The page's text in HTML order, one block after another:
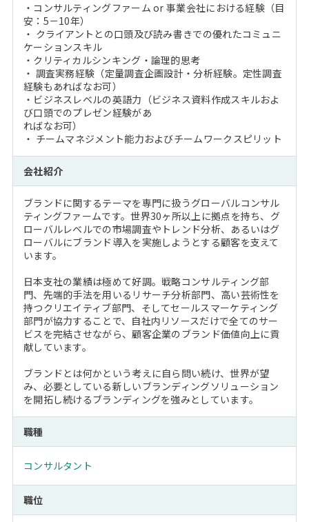
・コンサルティングファーム or 事業会社における経験（目
安：5－10年）
・ クライアントとの口頭及び読み書きでの優れたコミュニ
ケーションスキル
・クリティカルシンキング・論理的思考
・ 調査実務経験（定量調査企画設計・分析経験。定性調査
経験もあればなお可）
・ビジネスレベルの英語力（ビジネス資料作成スキルおよ
び口頭でのプレゼン経験があ
ればなお可）
・ チームマネジメント能力およびチームワークスピリット
会社紹介
ブランドに関するテーマを専門に扱うグローバルコンサル
ティングファームです。世界30ヶ所以上に拠点を持ち、グ
ローバルレベルでの市場調査やトレンド分析、あるいはグ
ローバルにブランド導入を実施しようとする顧客を支えて
います。
日本支社の業績は極めて好調。戦略コンサルティング部
門、先端的手法を用いるリサーチ分析部門、高い芸術性を
持つクリエイティブ部門、そしてセールスマーケティング
部門が協力することで、自社内リソースだけで全てのサー
ビスを完結させながら、顧客企業のブランド価値向上に貢
献しています。
ブランドとは何かという考えに自ら問い続け、世界が望
み、必要としている新しいブランディングソリューション
を開拓し続けるブランディングを強みとしています。
職種
コンサルタント
職位